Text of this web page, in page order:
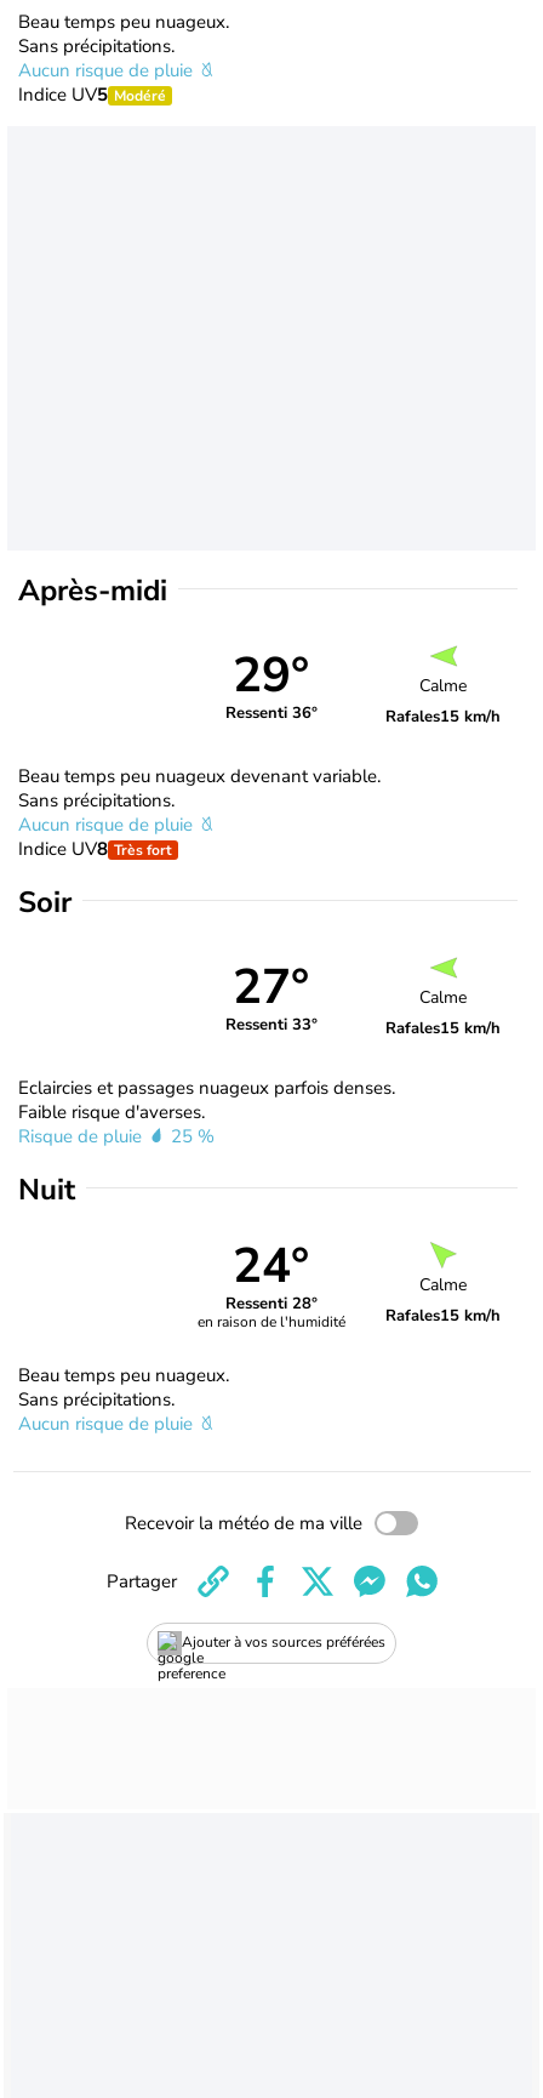
Beau temps peu nuageux.
Sans précipitations.
Aucun risque de pluie
Indice UV5 Modéré
Après-midi
29°
Ressenti 36°
Calme
Rafales15 km/h
Beau temps peu nuageux devenant variable.
Sans précipitations.
Aucun risque de pluie
Indice UV8 Très fort
Soir
27°
Ressenti 33°
Calme
Rafales15 km/h
Eclaircies et passages nuageux parfois denses.
Faible risque d'averses.
Risque de pluie
25 %
Nuit
24°
Ressenti 28°
en raison de l'humidité
Calme
Rafales15 km/h
Beau temps peu nuageux.
Sans précipitations.
Aucun risque de pluie
Recevoir la météo de ma ville
Ajouter à vos sources préférées
Partager